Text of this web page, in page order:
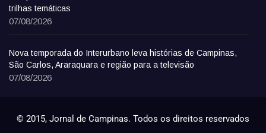
trilhas temáticas
07/08/2026
Nova temporada do Interurbano leva histórias de Campinas,
São Carlos, Araraquara e região para a televisão
07/08/2026
© 2015, Jornal de Campinas. Todos os direitos reservados